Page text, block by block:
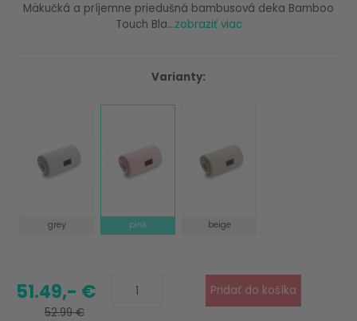
Mäkučká a príjemne priedušná bambusová deka Bamboo
Touch Bla...zobraziť viac
Varianty:
grey pink beige
51.49,- €
52.99 €